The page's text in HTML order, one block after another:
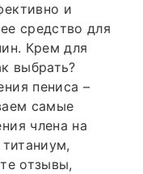
и
средство для
Крем для
выбрать?
пениса –
самые
члена на
отзывы,